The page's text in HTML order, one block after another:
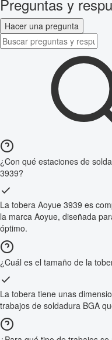
Preguntas y
Hacer una pregunta
¿Con qué estaciones de
3939?
La tobera Aoyue 3939 es
la marca Aoyue, diseñada
óptimo.
¿Cuál es el tamaño de la
La tobera tiene unas
trabajos de soldadura BGA